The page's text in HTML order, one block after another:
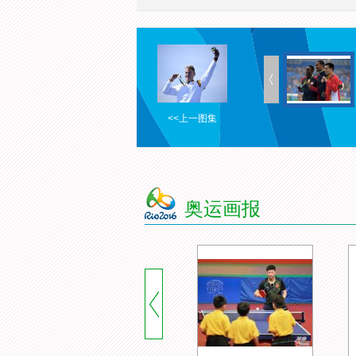
<<上一图集
奥运画报